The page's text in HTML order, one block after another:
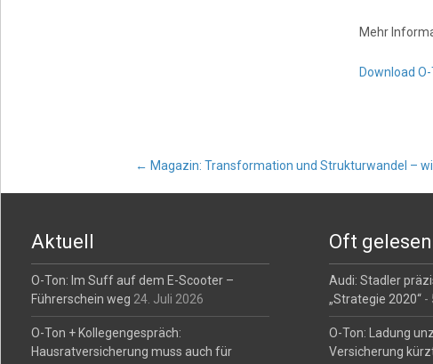
Mehr
Download
Post
navigation
← Magazin: Transformation und Strukturwandel –
Aktuell
O-Ton: Im Suff auf dem E-Scooter –
Führerschein weg 24. Juli 2026
O-Ton + Kollegengespräch:
Hausratversicherung muss auch für
Oft gelesen
Audi: Stadler
„Strategie 2020“ -
O-Ton: Ladung
Versicherung